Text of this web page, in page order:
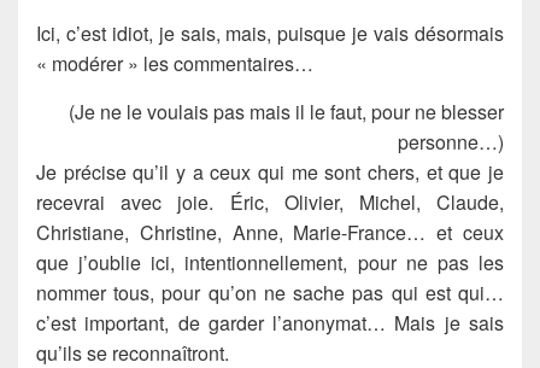
Ici, c’est idiot, je sais, mais, puisque je vais désormais
« modérer » les commentaires…
(Je ne le voulais pas mais il le faut, pour ne blesser
personne…)
Je précise qu’il y a ceux qui me sont chers, et que je
recevrai avec joie. Éric, Olivier, Michel, Claude,
Christiane, Christine, Anne, Marie-France… et ceux
que j’oublie ici, intentionnellement, pour ne pas les
nommer tous, pour qu’on ne sache pas qui est qui…
c’est important, de garder l’anonymat… Mais je sais
qu’ils se reconnaîtront.